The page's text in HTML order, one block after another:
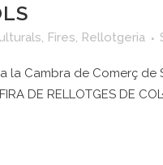
, Fires, Rellotgeria
la Cambra de Comerç de
DE RELLOTGES DE